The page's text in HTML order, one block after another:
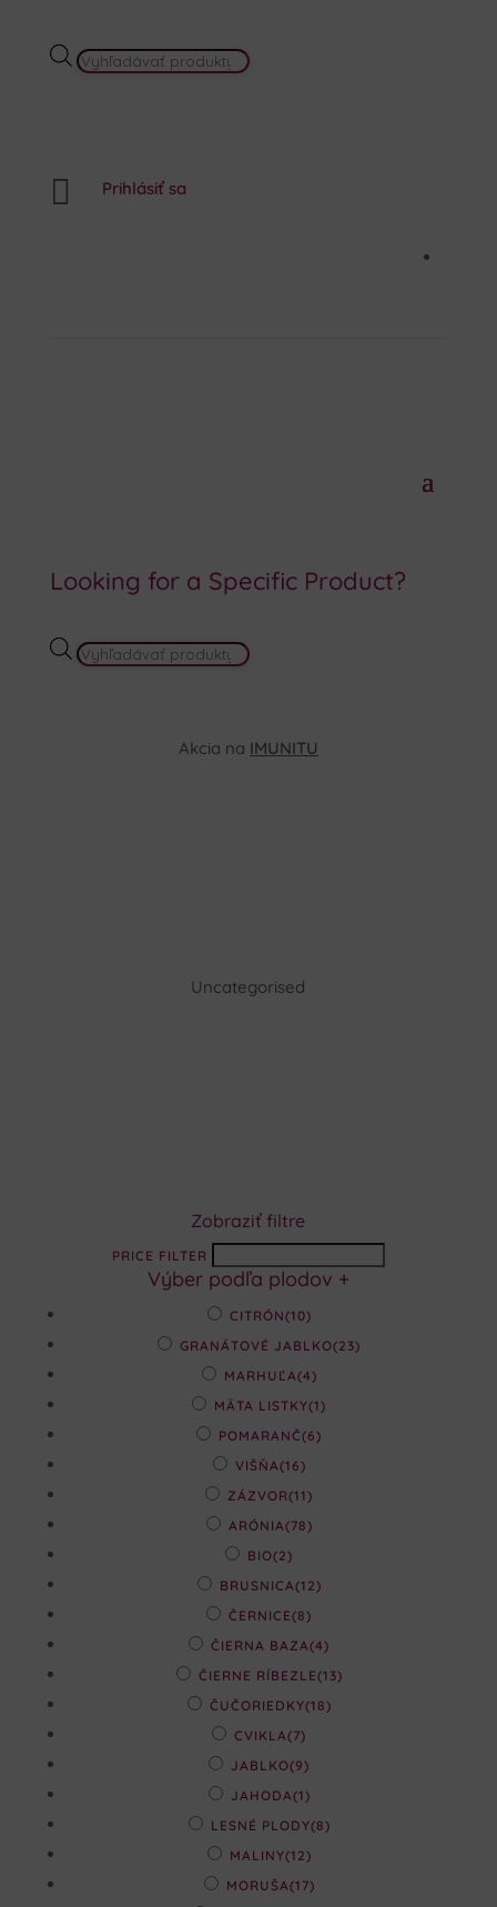
PRODUCTS
 Prihlásiť sa
Looking for a Specific Product?
PRODUCTS
Akcia na IMUNITU
Uncategorised
Zobraziť filtre
PRICE FILTER
Výber podľa plodov +
CITRÓN(10)
GRANÁTOVÉ JABLKO(23)
MARHUĽA(4)
MÄTA LISTKY(1)
POMARANČ(6)
VIŠŇA(16)
ZÁZVOR(11)
ARÓNIA(78)
BIO(2)
BRUSNICA(12)
ČERNICE(8)
ČIERNA BAZA(4)
ČIERNE RÍBEZLE(13)
ČUČORIEDKY(18)
CVIKLA(7)
JABLKO(9)
JAHODA(1)
LESNÉ PLODY(8)
MALINY(12)
MORUŠA(17)